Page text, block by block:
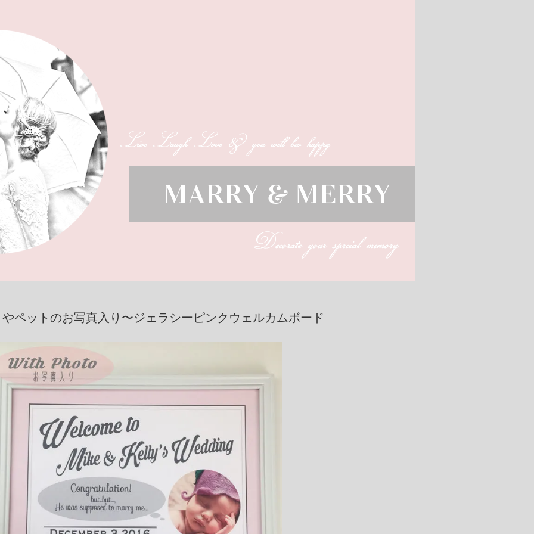
ペットのお写真入り〜ジェラシーピンクウェルカムボード